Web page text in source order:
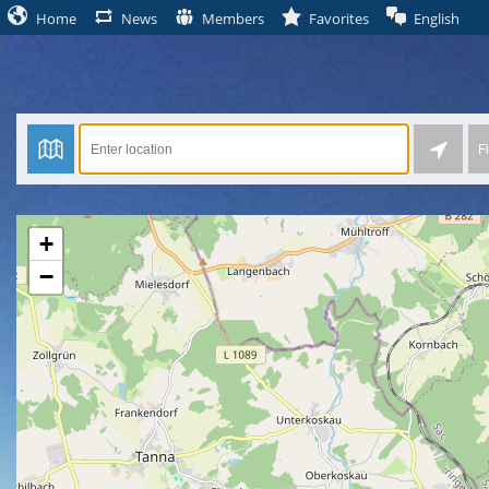
+
−
Home News Members Favorites English